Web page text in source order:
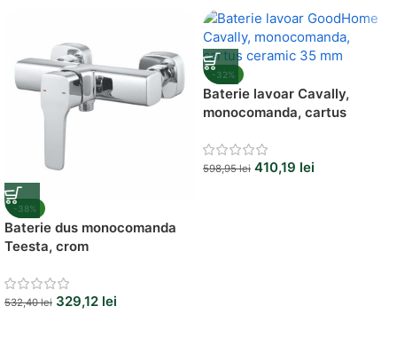
-38%
Baterie dus monocomanda
Teesta, crom
532,40lei 329,12 lei
-32%
Baterie lavoar Cavally,
monocomanda, cartus
598,95lei 410,19 lei